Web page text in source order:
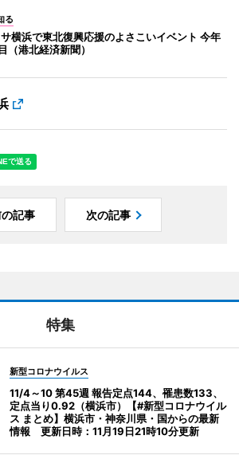
る
サ横浜で東北復興応援のよさこいイベント 今年
（港北経済新聞）
記事 次の記事
特集
新型コロナウイルス
11/4～10 第45週 報告定点144、罹患数133、
定点当り0.92（横浜市）【#新型コロナウイル
ス まとめ】横浜市・神奈川県・国からの最新
情報 更新日時：11月19日21時10分更新